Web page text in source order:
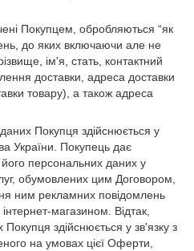
Покупцем, обробляються “як
до яких включаючи але не
ім'я, стать, контактний
доставки, адреса доставки
товару), а також адреса
Покупця здійснюється у
України. Покупець дає
персональних даних у
обумовлених цим Договором,
ним рекламних повідомлень
магазином. Відтак,
здійснюється у зв'язку з
на умовах цієї Оферти,